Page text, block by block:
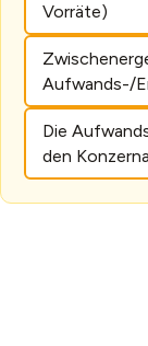
Vorräte)
Aufwands-/
Die
den